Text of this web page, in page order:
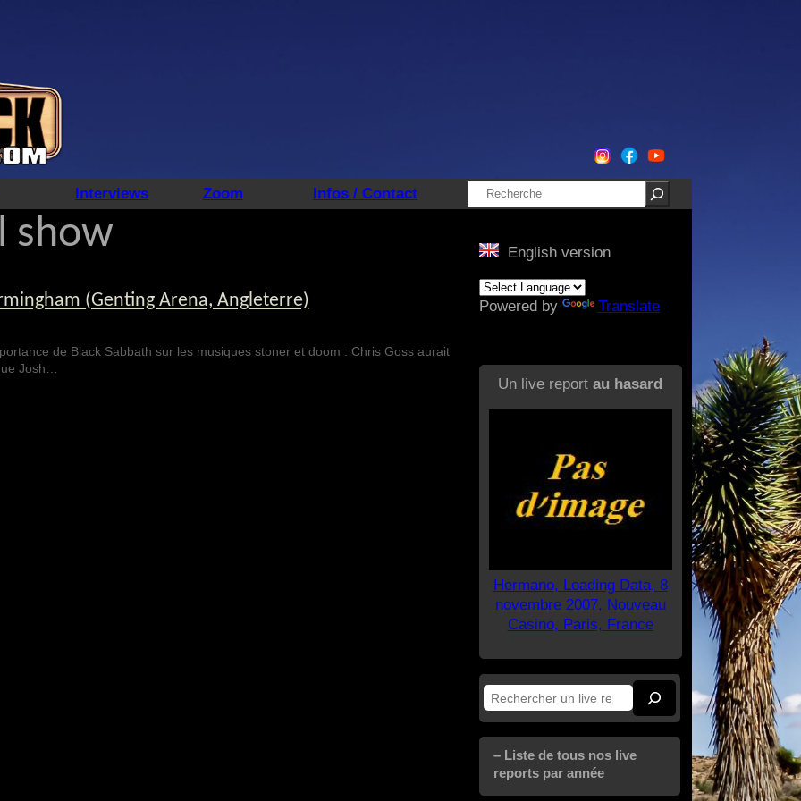
Interviews Zoom Infos / Contact Rechercher
show
(Genting Arena, Angleterre)
de Black Sabbath sur les musiques stoner et doom : Chris Goss aurait
Josh…
English version
Powered by Translate
Un live report au hasard
Hermano, Loading Data, 8
novembre 2007, Nouveau
Casino, Paris, France
Rechercher
– Liste de tous nos live
reports par année